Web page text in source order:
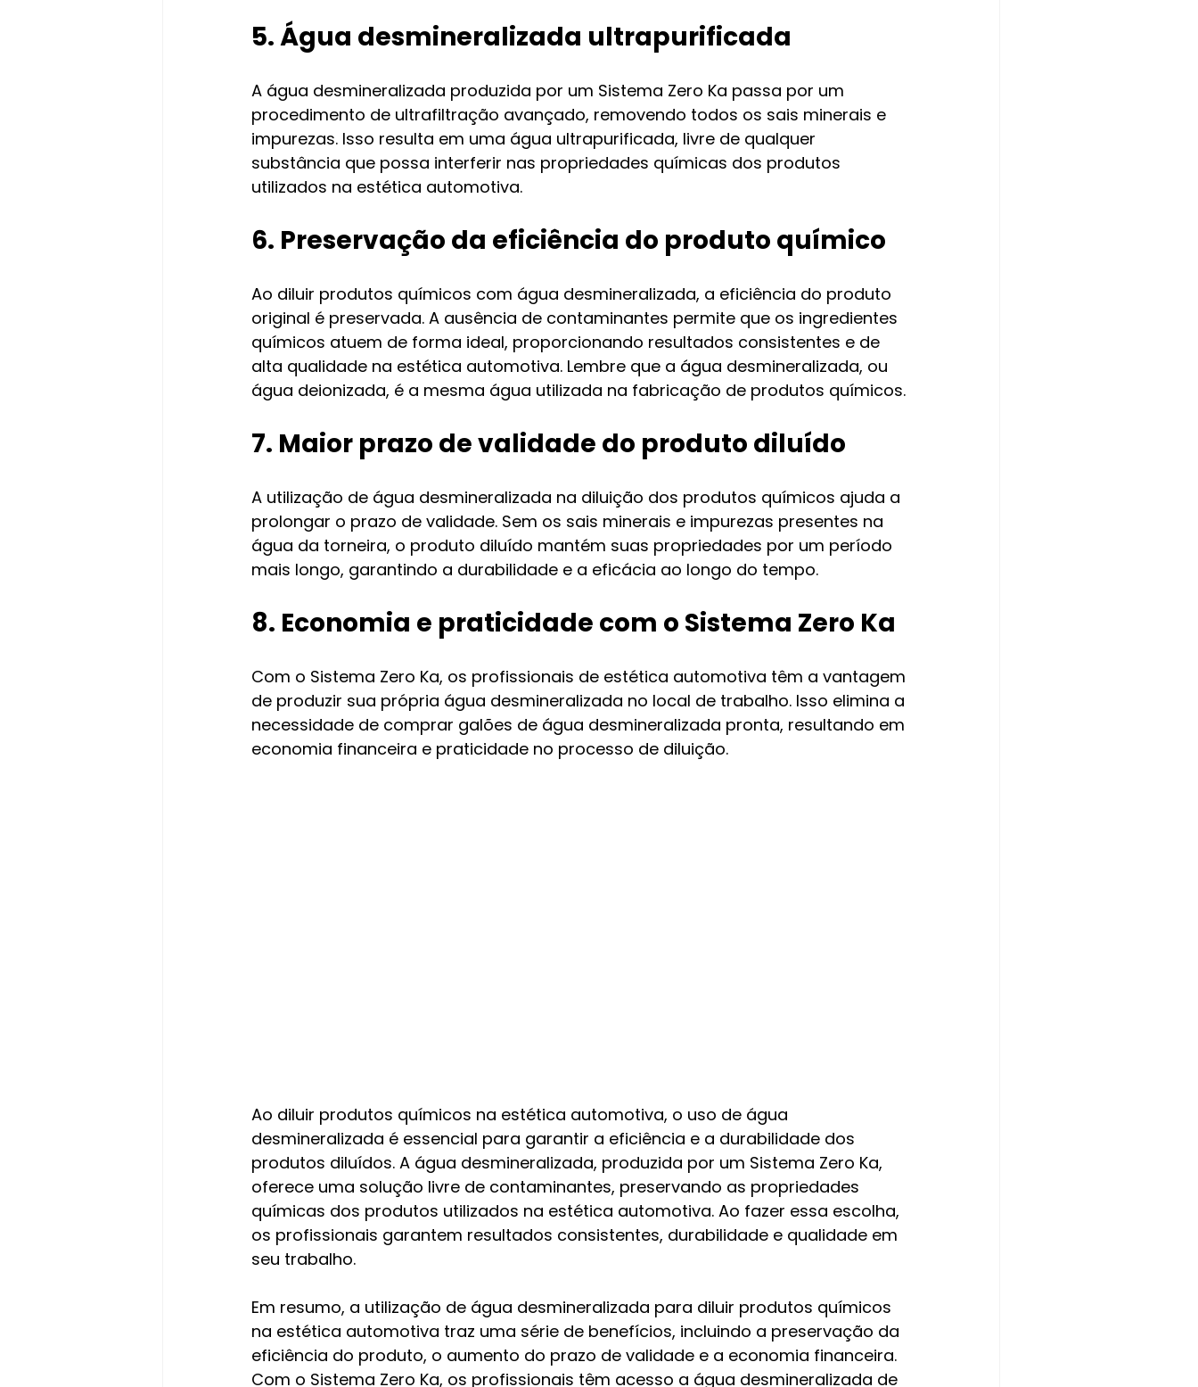
5. Água desmineralizada ultrapurificada
A água desmineralizada produzida por um Sistema Zero Ka passa por um
procedimento de ultrafiltração avançado, removendo todos os sais minerais e
impurezas. Isso resulta em uma água ultrapurificada, livre de qualquer
substância que possa interferir nas propriedades químicas dos produtos
utilizados na estética automotiva.
6. Preservação da eficiência do produto químico
Ao diluir produtos químicos com água desmineralizada, a eficiência do produto
original é preservada. A ausência de contaminantes permite que os ingredientes
químicos atuem de forma ideal, proporcionando resultados consistentes e de
alta qualidade na estética automotiva. Lembre que a água desmineralizada, ou
água deionizada, é a mesma água utilizada na fabricação de produtos químicos.
7. Maior prazo de validade do produto diluído
A utilização de água desmineralizada na diluição dos produtos químicos ajuda a
prolongar o prazo de validade. Sem os sais minerais e impurezas presentes na
água da torneira, o produto diluído mantém suas propriedades por um período
mais longo, garantindo a durabilidade e a eficácia ao longo do tempo.
8. Economia e praticidade com o Sistema Zero Ka
Com o Sistema Zero Ka, os profissionais de estética automotiva têm a vantagem
de produzir sua própria água desmineralizada no local de trabalho. Isso elimina a
necessidade de comprar galões de água desmineralizada pronta, resultando em
economia financeira e praticidade no processo de diluição.
Ao diluir produtos químicos na estética automotiva, o uso de água
desmineralizada é essencial para garantir a eficiência e a durabilidade dos
produtos diluídos. A água desmineralizada, produzida por um Sistema Zero Ka,
oferece uma solução livre de contaminantes, preservando as propriedades
químicas dos produtos utilizados na estética automotiva. Ao fazer essa escolha,
os profissionais garantem resultados consistentes, durabilidade e qualidade em
seu trabalho.
Em resumo, a utilização de água desmineralizada para diluir produtos químicos
na estética automotiva traz uma série de benefícios, incluindo a preservação da
eficiência do produto, o aumento do prazo de validade e a economia financeira.
Com o Sistema Zero Ka, os profissionais têm acesso a água desmineralizada de